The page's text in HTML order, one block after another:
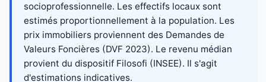
socioprofessionnelle. Les effectifs locaux sont
estimés proportionnellement à la population. Les
prix immobiliers proviennent des Demandes de
Valeurs Foncières (DVF 2023). Le revenu médian
provient du dispositif Filosofi (INSEE). Il s'agit
d'estimations indicatives.